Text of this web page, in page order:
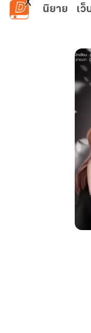
ข้ามไปยังเนื้อหาหลัก
นิยาย เว็
ห